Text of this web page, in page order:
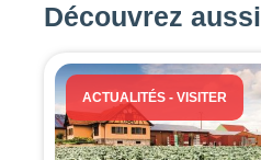
Découvrez aussi
ACTUALITÉS - VISITER